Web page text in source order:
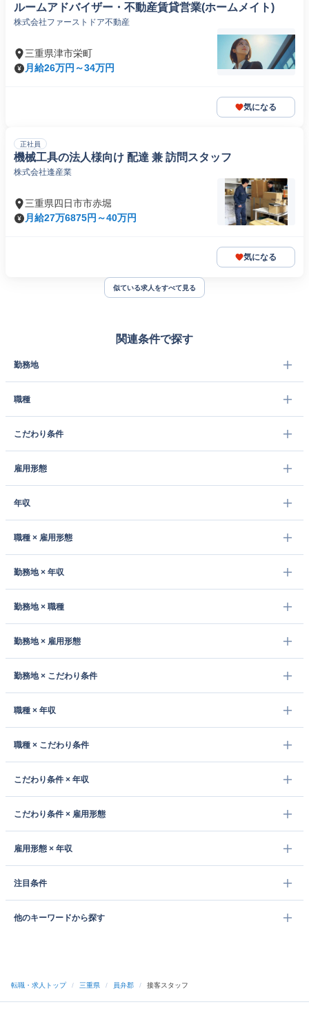
ルームアドバイザー・不動産賃貸営業(ホームメイト)
株式会社ファーストドア不動産
三重県津市栄町
月給26万円～34万円
気になる
正社員
機械工具の法人様向け 配達 兼 訪問スタッフ
株式会社逢産業
三重県四日市市赤堀
月給27万6875円～40万円
気になる
似ている求人をすべて見る
関連条件で探す
勤務地
職種
こだわり条件
雇用形態
年収
職種 × 雇用形態
勤務地 × 年収
勤務地 × 職種
勤務地 × 雇用形態
勤務地 × こだわり条件
職種 × 年収
職種 × こだわり条件
こだわり条件 × 年収
こだわり条件 × 雇用形態
雇用形態 × 年収
注目条件
他のキーワードから探す
転職・求人トップ / 三重県 / 員弁郡 / 接客スタッフ